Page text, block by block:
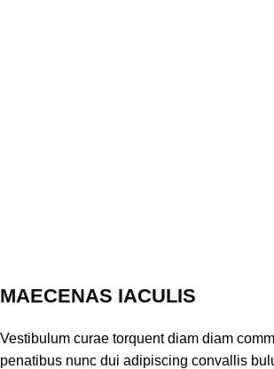
MAECENAS IACULIS
Vestibulum curae torquent diam diam
penatibus nunc dui adipiscing convallis